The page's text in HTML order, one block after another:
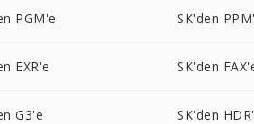
PGM'e SK'den
EXR'e SK'den
G3'e SK'den